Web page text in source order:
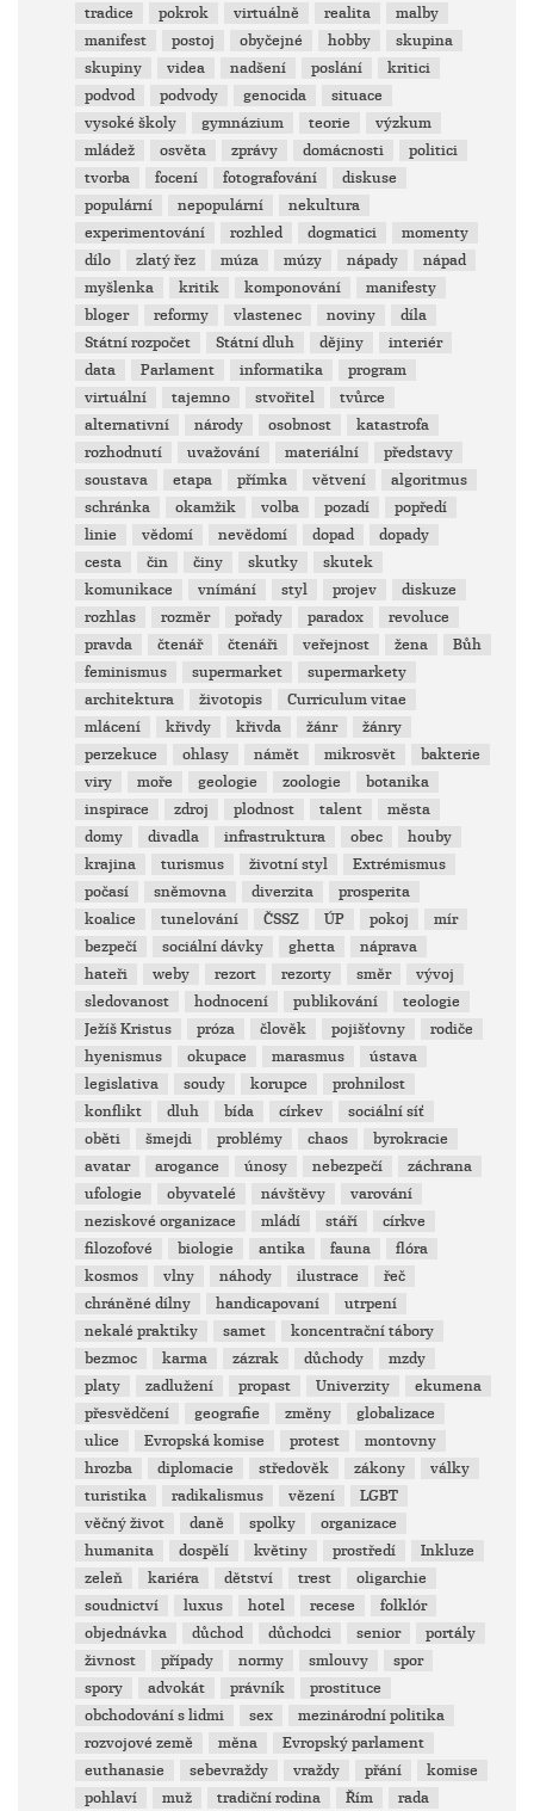
tradice
pokrok virtuálně realita
malby
manifest
postoj obyčejné hobby
skupina
skupiny
videa nadšení poslání
kritici
podvod
podvody genocida
situace
vysoké školy
gymnázium teorie
výzkum
mládež
osvěta zprávy domácnosti
politici
tvorba
focení fotografování
diskuse
populární
nepopulární
nekultura
experimentování
rozhled dogmatici
momenty
dílo
zlatý řez múza múzy nápady
nápad
myšlenka
kritik komponování
manifesty
bloger
reformy vlastenec noviny
díla
Státní rozpočet
Státní dluh dějiny
interiér
data
Parlament informatika
program
virtuální
tajemno stvořitel
tvůrce
alternativní
národy osobnost
katastrofa
rozhodnutí
uvažování materiální
představy
soustava
etapa přímka větvení
algoritmus
schránka
okamžik volba pozadí
popředí
linie
vědomí nevědomí dopad
dopady
cesta
čin činy skutky
skutek
komunikace
vnímání styl projev
diskuze
rozhlas
rozměr pořady paradox
revoluce
pravda
čtenář čtenáři veřejnost žena
Bůh
feminismus
supermarket
supermarkety
architektura
životopis
Curriculum vitae
mlácení
křivdy křivda žánr
žánry
perzekuce
ohlasy námět mikrosvět
bakterie
viry
moře geologie zoologie
botanika
inspirace
zdroj plodnost talent
města
domy
divadla infrastruktura obec
houby
krajina
turismus životní styl
Extrémismus
počasí
sněmovna diverzita
prosperita
koalice
tunelování ČSSZ ÚP pokoj
mír
bezpečí
sociální dávky ghetta
náprava
hateři
weby rezort rezorty směr
vývoj
sledovanost
hodnocení publikování
teologie
Ježíš Kristus
próza člověk pojišťovny
rodiče
hyenismus
okupace marasmus
ústava
legislativa
soudy korupce
prohnilost
konflikt
dluh bída církev
sociální síť
oběti
šmejdi problémy chaos
byrokracie
avatar
arogance únosy nebezpečí
záchrana
ufologie
obyvatelé návštěvy
varování
neziskové organizace
mládí stáří
církve
filozofové
biologie antika fauna
flóra
kosmos
vlny náhody ilustrace
řeč
chráněné dílny
handicapovaní
utrpení
nekalé praktiky
samet
koncentrační tábory
bezmoc
karma zázrak důchody
mzdy
platy
zadlužení propast Univerzity
ekumena
přesvědčení
geografie změny
globalizace
ulice
Evropská komise protest
montovny
hrozba
diplomacie středověk zákony
války
turistika
radikalismus vězení
LGBT
věčný život
daně spolky
organizace
humanita
dospělí květiny prostředí
Inkluze
zeleň
kariéra dětství trest
oligarchie
soudnictví
luxus hotel recese
folklór
objednávka
důchod důchodci senior
portály
živnost
případy normy smlouvy
spor
spory
advokát právník
prostituce
obchodování s lidmi
sex
mezinárodní politika
rozvojové země
měna
Evropský parlament
euthanasie
sebevraždy vraždy přání
komise
pohlaví
muž tradiční rodina Řím rada